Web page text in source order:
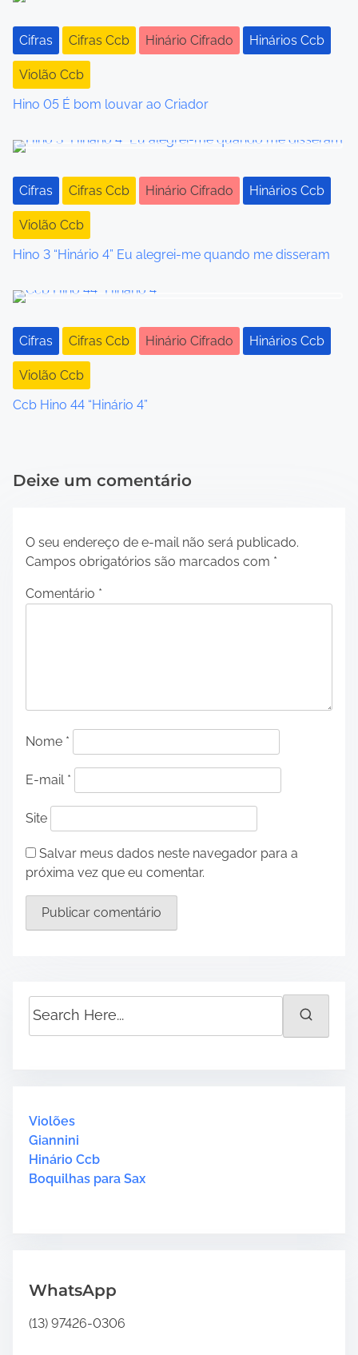
s
n
a
i
g
a
t
i
o
n
Cifras Cifras Ccb Hinário Cifrado Hinários Ccb
Violão Ccb
Hino 05 É bom louvar ao Criador
Cifras Cifras Ccb Hinário Cifrado Hinários Ccb
Violão Ccb
Hino 3 “Hinário 4” Eu alegrei-me quando me disseram
Cifras Cifras Ccb Hinário Cifrado Hinários Ccb
Violão Ccb
Ccb Hino 44 “Hinário 4”
Deixe um comentário
O seu endereço de e-mail não será publicado.
Campos obrigatórios são marcados com *
Comentário *
Nome *
E-mail *
Site
Salvar meus dados neste navegador para a
próxima vez que eu comentar.
e
H
e
r
e
Violões
Giannini
Hinário Ccb
Boquilhas para Sax
WhatsApp
(13) 97426-0306